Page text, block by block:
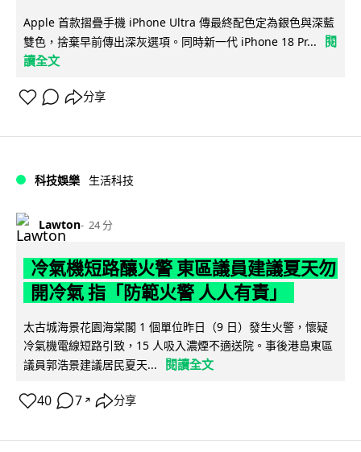
Apple 首款摺疊手機 iPhone Ultra 傳最終配色定為銀色與深藍
雙色，捨棄早前傳出深灰選項。同時新一代 iPhone 18 Pr...
閱
讀全文
分享
科技娛樂 生活科技
Lawton 24 分
冷氣機短路釀火警 東區議員建議夏天勿
開冷氣 指「防範火警 人人有責」
太古城海景花園海棠閣 1 個單位昨日（9 日）發生火警，懷疑
冷氣機電線短路引致，15 人吸入濃煙不適送院。事後港島東區
議員郭浩景建議居民夏天...
閱讀全文
40 7 ↗ 分享